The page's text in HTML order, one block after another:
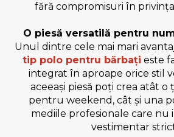
fără compromisuri în
O piesă versatilă pentru
Unul dintre cele mai mari
tip polo pentru bărbați este
integrat în aproape orice stil
aceeași piesă poți crea atât
pentru weekend, cât și una
mediile profesionale care nu
vestimentar